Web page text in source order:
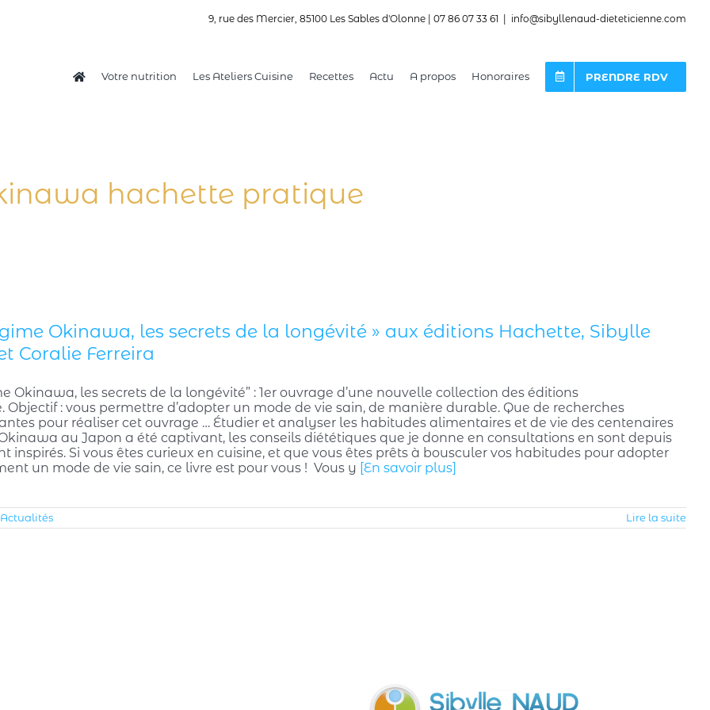
9, rue des Mercier, 85100 Les Sables d'Olonne | 07 86 07 33 61 info@sibyllenaud-dieteticienne.com
Votre nutrition Les Ateliers Cuisine Recettes Actu A propos Honoraires PRENDRE RDV
hachette pratique
Okinawa, les secrets de la longévité » aux éditions Hachette, Sibylle
Coralie Ferreira
Okinawa, les secrets de la longévité” : 1er ouvrage d’une nouvelle collection des éditions
Objectif : vous permettre d’adopter un mode de vie sain, de manière durable. Que de recherches
pour réaliser cet ouvrage … Étudier et analyser les habitudes alimentaires et de vie des centenaires
au Japon a été captivant, les conseils diététiques que je donne en consultations en sont depuis
inspirés. Si vous êtes curieux en cuisine, et que vous êtes prêts à bousculer vos habitudes pour adopter
un mode de vie sain, ce livre est pour vous ! Vous y [En savoir plus]
Actualités Lire la suite